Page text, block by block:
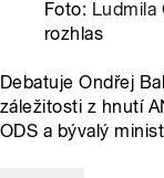
Foto: Ludmila
rozhlas
Debatuje Ondřej
záležitosti z hnutí
ODS a bývalý